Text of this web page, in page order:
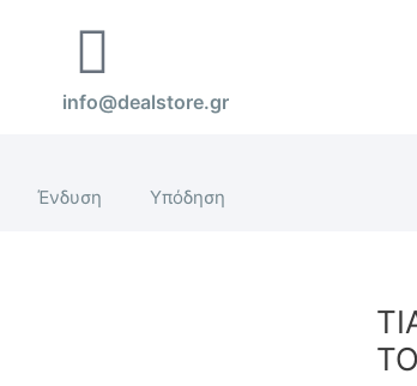
info@dealstore.gr
Ένδυση Υπόδηση